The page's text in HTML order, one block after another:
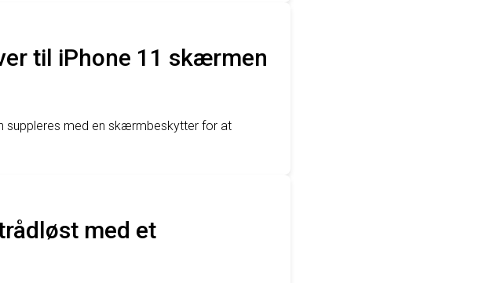
til iPhone 11 skærmen
suppleres med en skærmbeskytter for at
med et